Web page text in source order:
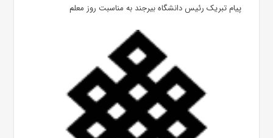
پیام تبریک رئیس دانشگاه بیرجند به مناسبت روز معلم